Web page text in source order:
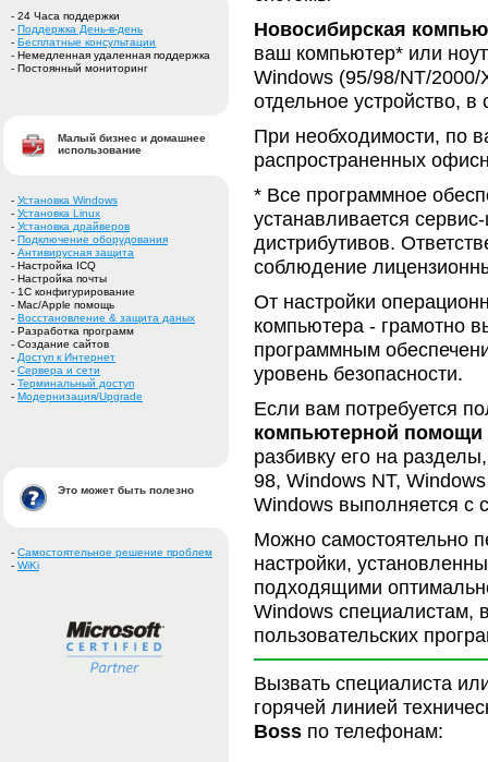
- 24 Часа поддержки
- Поддержка День-в-день
- Бесплатные консультации
- Немедленная удаленная поддержка
- Постоянный мониторинг
Малый бизнес и домашнее
использование
- Установка Windows
- Установка Linux
- Установка драйверов
- Подключение оборудования
- Антивирусная защита
- Настройка ICQ
- Настройка почты
- 1С конфигурирование
- Mac/Apple помощь
- Восстановление & защита даных
- Разработка программ
- Создание сайтов
- Доступ к Интернет
- Сервера и сети
- Терминальный доступ
- Модернизация/Upgrade
Это может быть полезно
- Самостоятельное решение проблем
- WiKi
Новосибирская
ваш компьютер* или
Windows (95/98/NT/
отдельное устройство,
При необходимости, по
распространенных
* Все программное
устанавливается
дистрибутивов.
соблюдение
От настройки
компьютера - грамотно
программным
уровень безопасности.
Если вам потребуется
компьютерной помощи
разбивку его на
98, Windows NT,
Windows выполняется с
Можно самостоятельно
настройки,
подходящими
Windows специалистам,
пользовательских
Вызвать специалиста
горячей линией
Boss по телефонам: